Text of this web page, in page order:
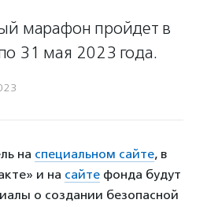
марафон пройдет в
31 мая 2023 года.
на специальном сайте, в
и на сайте фонда будут
о создании безопасной